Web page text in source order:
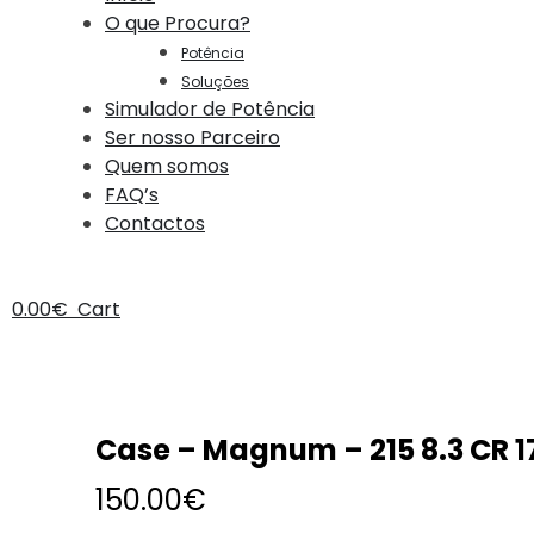
O que Procura?
Potência
Soluções
Simulador de Potência
Ser nosso Parceiro
Quem somos
FAQ’s
Contactos
0.00€ Cart
Case – Magnum – 215 8.3 CR
150.00€